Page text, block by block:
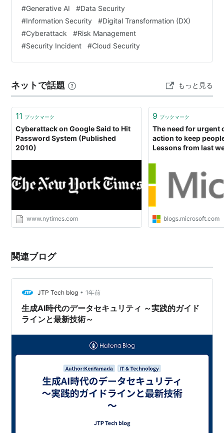
#Generative AI #Data Security
#Information Security #Digital Transformation (DX)
#Cyberattack #Risk Management
#Security Incident #Cloud Security
ネットで話題 もっと見る
11 ブックマーク
Cyberattack on Google Said to Hit
Password System (Published
2010)
www.nytimes.com
9 ブックマーク
The need for urgent
action to keep
Lessons from last
Issues
blogs.microsoft.com
関連ブログ
JTP Tech blog • 1年前
生成AI時代のデータセキュリティ ～実践的ガイド
ラインと最新技術～